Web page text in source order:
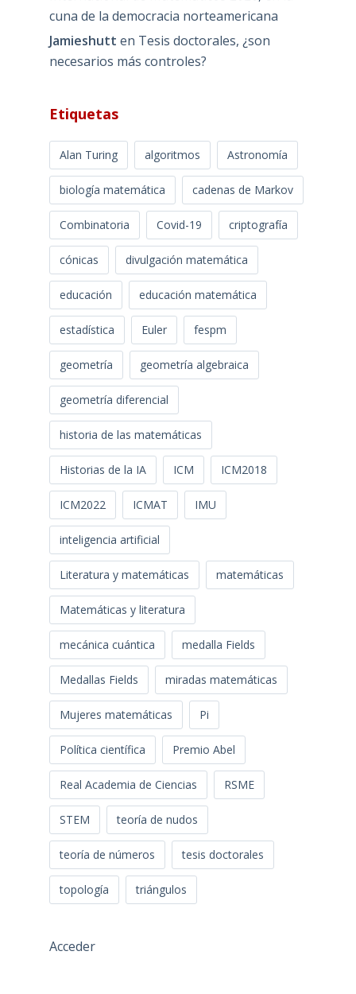
cuna de la democracia norteamericana
Jamieshutt en Tesis doctorales, ¿son
necesarios más controles?
Etiquetas
Alan Turing algoritmos Astronomía
biología matemática cadenas de Markov
Combinatoria Covid-19 criptografía
cónicas divulgación matemática
educación educación matemática
estadística Euler fespm
geometría geometría algebraica
geometría diferencial
historia de las matemáticas
Historias de la IA ICM ICM2018
ICM2022 ICMAT IMU
inteligencia artificial
Literatura y matemáticas matemáticas
Matemáticas y literatura
mecánica cuántica medalla Fields
Medallas Fields miradas matemáticas
Mujeres matemáticas Pi
Política científica Premio Abel
Real Academia de Ciencias RSME
STEM teoría de nudos
teoría de números tesis doctorales
topología triángulos
Acceder